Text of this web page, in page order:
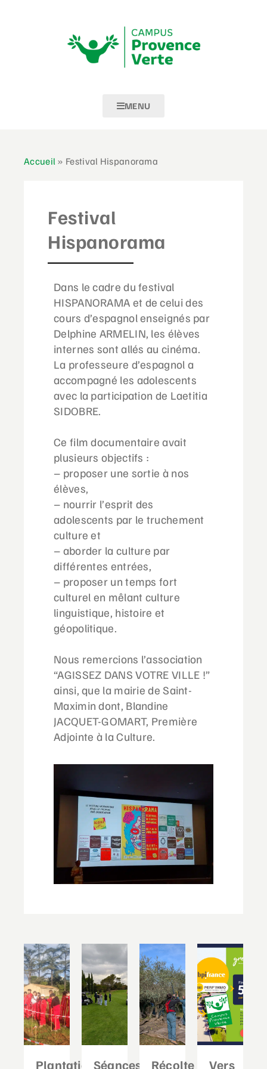
MENU
Accueil » Festival Hispanorama
Festival
Hispanorama
Dans le cadre du festival
HISPANORAMA et de celui des
cours d’espagnol enseignés par
Delphine ARMELIN, les élèves
internes sont allés au cinéma.
La professeure d’espagnol a
accompagné les adolescents
avec la participation de Laetitia
SIDOBRE.
Ce film documentaire avait
plusieurs objectifs :
– proposer une sortie à nos
élèves,
– nourrir l’esprit des
adolescents par le truchement
culture et
– aborder la culture par
différentes entrées,
– proposer un temps fort
culturel en mêlant culture
linguistique, histoire et
géopolitique.
Nous remercions l’association
“AGISSEZ DANS VOTRE VILLE !”
ainsi, que la mairie de Saint-
Maximin dont, Blandine
JACQUET-GOMART, Première
Adjointe à la Culture.
PlantationSéances Récolte Vers